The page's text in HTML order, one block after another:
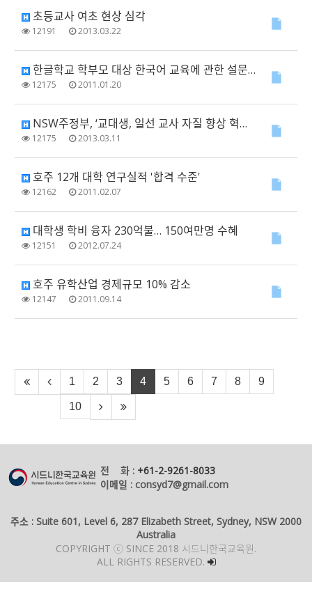
초등교사 여초 현상 심각
12191 2013.03.22
한글학교 학부모 대상 한국어 교육에 관한 설문조사
12175 2011.01.20
NSW주정부, ‘교대생, 일선 교사 자질 향상 혁신안 도입’
12175 2013.03.11
호주 12개 대학 연구실적 '합격 수준'
12162 2011.02.07
대학생 학비 융자 230억불… 150여만명 수혜
12151 2012.07.24
호주 유학산업 경제규모 10% 감소
12147 2011.09.14
1 2 3 4 5 6 7 8 9
10
전 화 : +61-2-9261-8033
이메일 : consyd7@gmail.com
주소 : Suite 601, Level 6, 287 Elizabeth Street, Sydney, NSW 2000
Australia
COPYRIGHT ⓒ SINCE 2018 시드니한국교육원.
ALL RIGHTS RESERVED.